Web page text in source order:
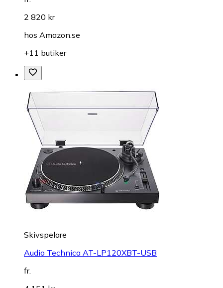
2 820 kr
hos Amazon.se
+11 butiker
Skivspelare
Audio Technica AT-LP120XBT-USB
fr.